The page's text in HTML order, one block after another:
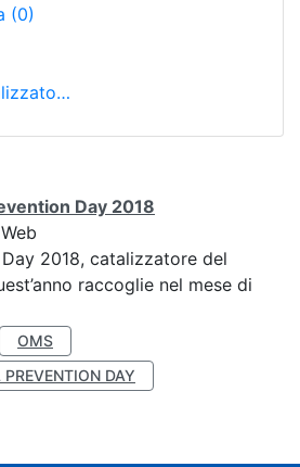
(0)
Day 2018
2018, catalizzatore del
raccoglie nel mese di
OMS
DAY